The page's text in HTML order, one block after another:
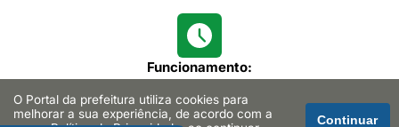
Funcionamento:
das 08h00 às 16h30
O Portal da prefeitura utiliza cookies para
melhorar a sua experiência, de acordo com a
Continuar